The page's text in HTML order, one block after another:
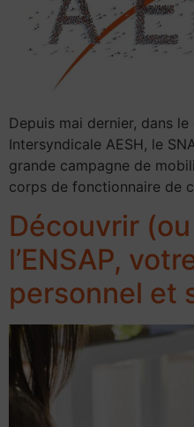
Depuis mai dernier, dans le
Intersyndicale AESH, le
grande campagne de
corps de fonctionnaire de
Découvrir
l’ENSAP,
personnel et